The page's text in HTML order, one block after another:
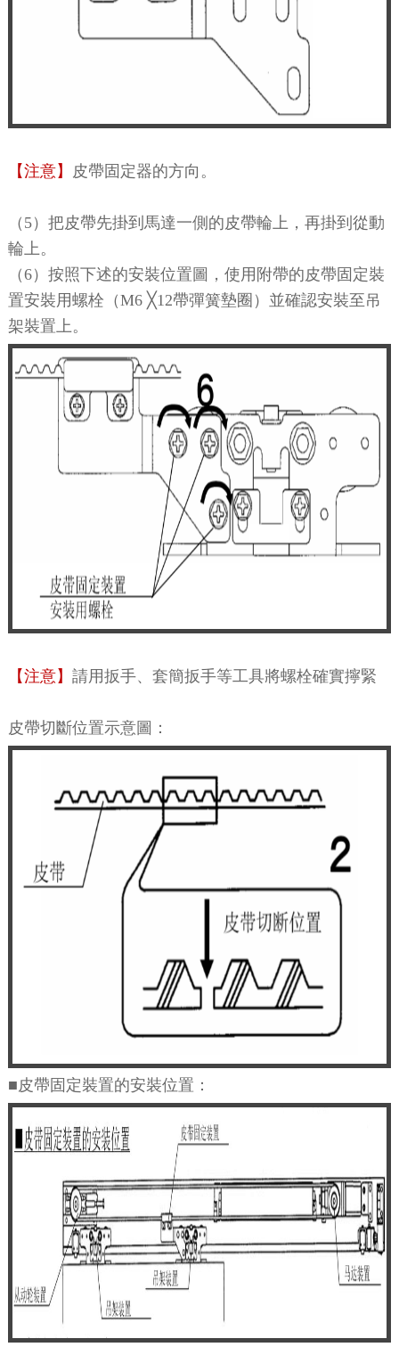
【注意】 皮帶固定器的方向。
（5）把皮帶先掛到馬達一側的皮帶輪上，再掛到從動
輪上。
（6）按照下述的安裝位置圖，使用附帶的皮帶固定裝
置安裝用螺栓（M6 ╳12帶彈簧墊圈）並確認安裝至吊
架裝置上。
【注意】 請用扳手、套簡扳手等工具將螺栓確實擰緊
皮帶切斷位置示意圖：
■皮帶固定裝置的安裝位置：